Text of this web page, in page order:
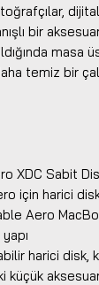
bir
masa
temiz bir
XDC Sabit
için harici
Aero
harici disk,
küçük